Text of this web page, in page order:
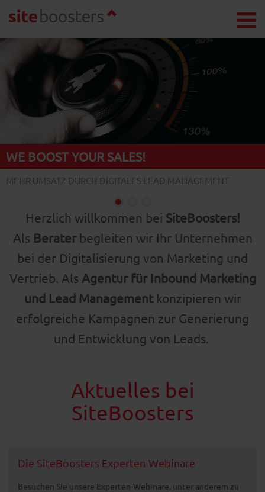
WE BOOST YOUR SALES!
MEHR UMSATZ DURCH DIGITALES LEAD MANAGEMENT
Herzlich willkommen bei SiteBoosters!
Als Beraterbegleiten wir Ihr Unternehmen
bei der Digitalisierung von Marketing und
Vertrieb. Als Agentur für Inbound Marketing
und Lead Management konzipieren wir
erfolgreiche Kampagnen zur Generierung
und Entwicklung von Leads.
Aktuelles bei
SiteBoosters
Die SiteBoosters Experten-Webinare
Besuchen Sie unsere Experten-Webinare, unter anderem zu